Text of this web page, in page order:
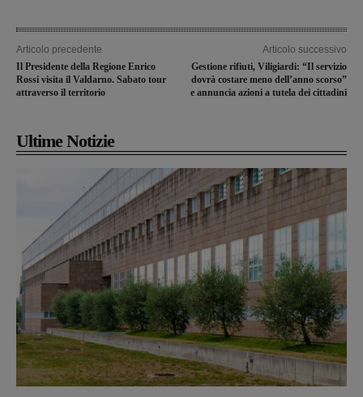
Articolo precedente
Il Presidente della Regione Enrico
Rossi visita il Valdarno. Sabato tour
attraverso il territorio
Articolo successivo
Gestione rifiuti, Viligiardi: “Il servizio
dovrà costare meno dell’anno scorso”
e annuncia azioni a tutela dei cittadini
Ultime Notizie